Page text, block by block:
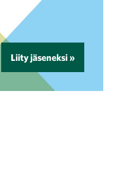
Liity jäseneksi »